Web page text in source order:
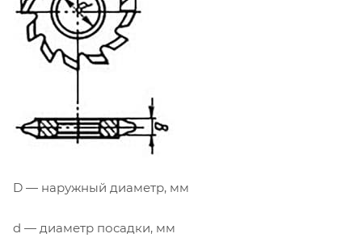
D — наружный диаметр, мм
d — диаметр посадки, мм